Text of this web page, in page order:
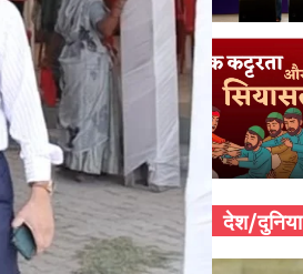
देश/दुनिया